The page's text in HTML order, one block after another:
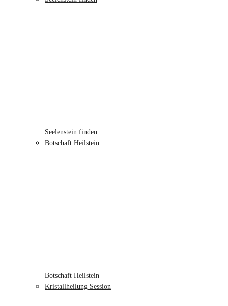
Seelenstein finden
Botschaft Heilstein
Botschaft Heilstein
Kristallheilung Session